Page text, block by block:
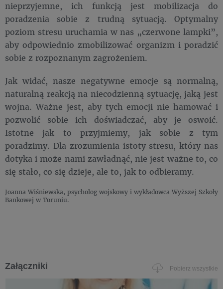
nieprzyjemne, ich funkcją jest mobilizacja do
poradzenia sobie z trudną sytuacją. Optymalny
poziom stresu uruchamia w nas „czerwone lampki”,
aby odpowiednio zmobilizować organizm i poradzić
sobie z rozpoznanym zagrożeniem.
Jak widać, nasze negatywne emocje są normalną,
naturalną reakcją na niecodzienną sytuację, jaką jest
wojna. Ważne jest, aby tych emocji nie hamować i
pozwolić sobie ich doświadczać, aby je oswoić.
Istotne jak to przyjmiemy, jak sobie z tym
poradzimy. Dla zrozumienia istoty stresu, który nas
dotyka i może nami zawładnąć, nie jest ważne to, co
się stało, co się dzieje, ale to, jak to odbieramy.
Joanna Wiśniewska, psycholog wojskowy i wykładowca Wyższej Szkoły
Bankowej w Toruniu.
Załączniki Pobierz wszystkie